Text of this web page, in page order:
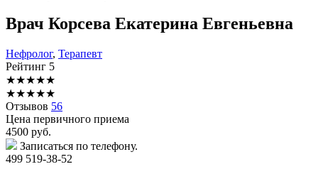
Врач Корсева Екатерина Евгеньевна
Нефролог, Терапевт
Рейтинг 5
★★★★★
★★★★★
Отзывов 56
Цена первичного приема
4500 руб.
Записаться по телефону.
499 519-38-52